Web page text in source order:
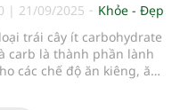
| 21/09/2025
Khỏe - Đẹp
trái cây ít carbohydrate
carb là thành phần lành
các chế độ ăn kiêng, ăn